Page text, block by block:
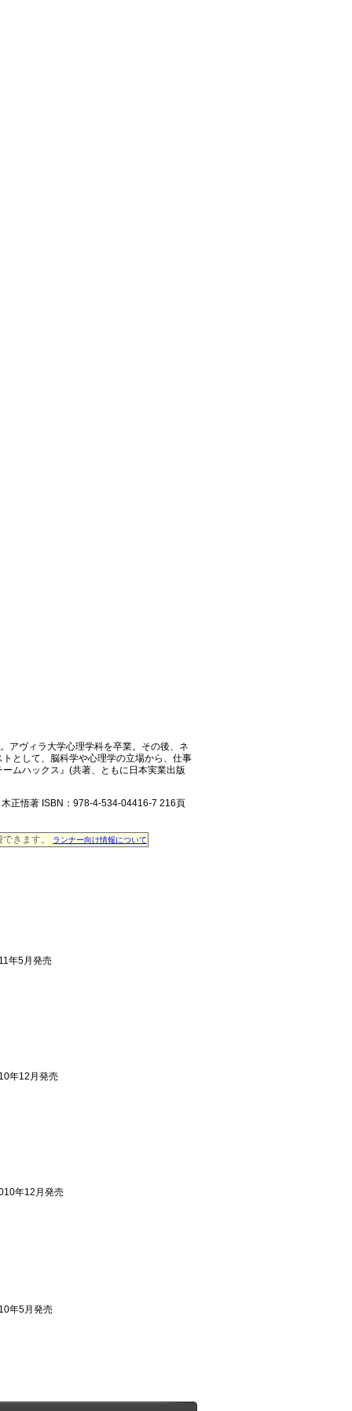
アヴィラ大学心理学科を卒業。その後、ネ
として、脳科学や心理学の立場から、仕事
ムハックス』(共著、ともに日本実業出版
正悟著 ISBN：978-4-534-04416-7 216頁
きます。 ランナー向け情報について
年5月発売
年12月発売
年12月発売
年5月発売